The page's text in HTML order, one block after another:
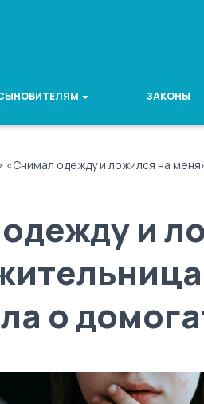
ЗАКОНЫ
> «Снимал одежду и ложился на
и
о